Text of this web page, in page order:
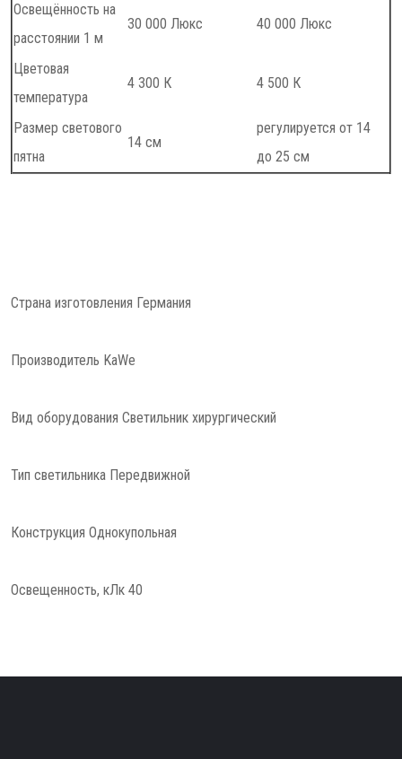
Освещённость на
расстоянии 1 м
30 000 Люкс 40 000 Люкс
Цветовая
температура
4 300 К 4 500 К
Размер светового
пятна
14 см
регулируется от 14
до 25 см
Страна изготовления Германия
Производитель KaWe
Вид оборудования Светильник хирургический
Тип светильника Передвижной
Конструкция Однокупольная
Освещенность, кЛк 40